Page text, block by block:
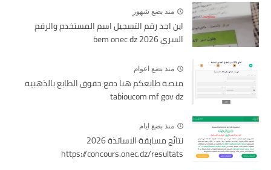
منذ بضع شهور
اين اجد رقم التسجيل اسم المستخدم والرقم
السري bem onec dz 2026
منذ بضع اعوام
منصة طابعكم هنا دفع حقوق الطابع بالذهبية
tabioucom mf gov dz
منذ بضع ايام
نتائج مسابقة الاساتذة 2026
https://concours.onec.dz/resultats